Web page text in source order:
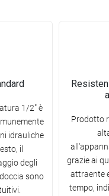
1/2" è
idrauliche
il
degli
sono
Prodotto
grazie ai
attraente
tempo,